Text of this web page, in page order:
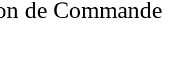
de Commande